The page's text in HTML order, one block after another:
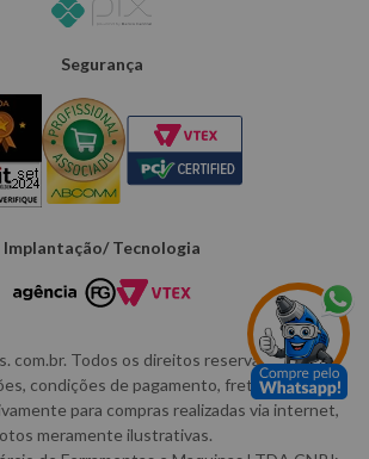
Segurança
Implantação/ Tecnologia
com.br. Todos os direitos reservados.
condições de pagamento, frete e produtos
para compras realizadas via internet,
meramente ilustrativas.